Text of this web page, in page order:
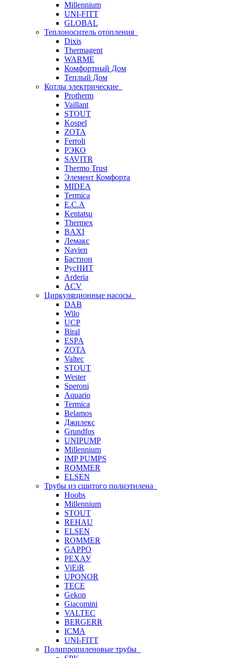
Millennium
UNI-FITT
GLOBAL
Теплоноситель отопления
Dixis
Thermagent
WARME
Комфортный Дом
Теплый Дом
Котлы электрические
Protherm
Vaillant
STOUT
Kospel
ZOTA
Ferroli
РЭКО
SAVITR
Thermo Trust
Элемент Комфорта
MIDEA
Termica
E.C.A
Kentatsu
Thermex
BAXI
Лемакс
Navien
Бастион
РусНИТ
Arderia
ACV
Циркуляционные насосы
DAB
Wilo
UCP
Biral
ESPA
ZOTA
Valtec
STOUT
Wester
Speroni
Aquario
Termica
Belamos
Джилекс
Grundfos
UNIPUMP
Millennium
IMP PUMPS
ROMMER
ELSEN
Трубы из сшитого полиэтилена
Hoobs
Millennium
STOUT
REHAU
ELSEN
ROMMER
GAPPO
РЕХАУ
ViEiR
UPONOR
TECE
Gekon
Giacomini
VALTEC
BERGERR
ICMA
UNI-FITT
Полипропиленовые трубы